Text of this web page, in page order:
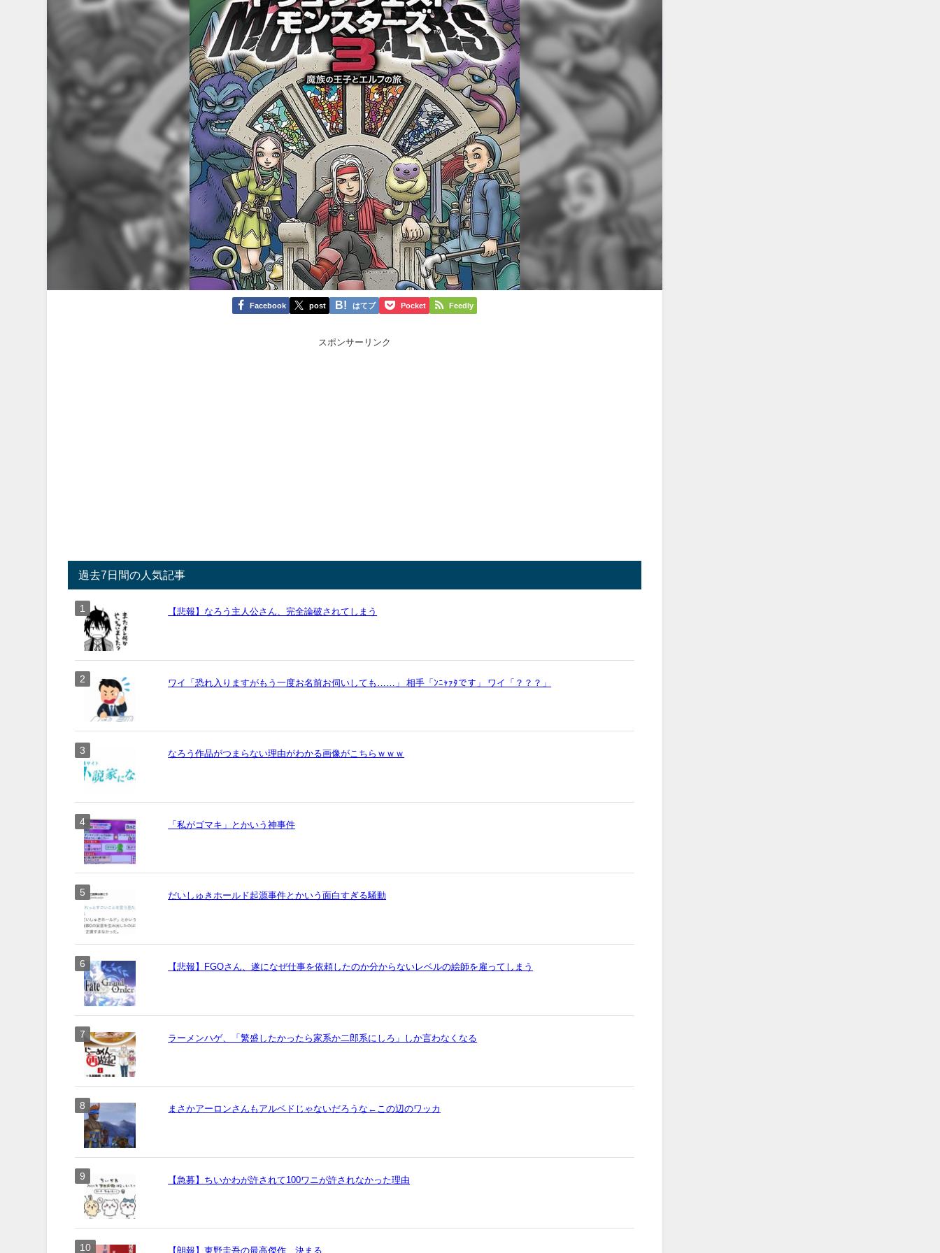
Facebook post はてブ Pocket Feedly
スポンサーリンク
過去7日間の人気記事
【悲報】なろう主人公さん、完全論破されてしまう
ワイ「恐れ入りますがもう一度お名前お伺いしても……」 相手「ﾝﾆｬｧﾀです」 ワイ「？？？」
なろう作品がつまらない理由がわかる画像がこちらｗｗｗ
「私がゴマキ」とかいう神事件
だいしゅきホールド起源事件とかいう面白すぎる騒動
【悲報】FGOさん、遂になぜ仕事を依頼したのか分からないレベルの絵師を雇ってしまう
ラーメンハゲ、「繁盛したかったら家系か二郎系にしろ」しか言わなくなる
まさかアーロンさんもアルベドじゃないだろうな←この辺のワッカ
【急募】ちいかわが許されて100ワニが許されなかった理由
【朗報】東野圭吾の最高傑作、決まる